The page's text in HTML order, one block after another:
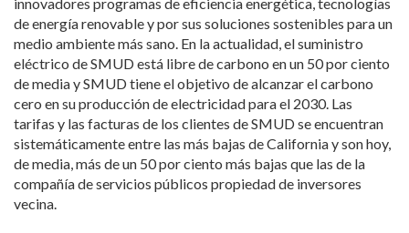
de energía renovable y por sus soluciones sostenibles para un
medio ambiente más sano. En la actualidad, el suministro
eléctrico de SMUD está libre de carbono en un 50 por ciento
de media y SMUD tiene el objetivo de alcanzar el carbono
cero en su producción de electricidad para el 2030. Las
tarifas y las facturas de los clientes de SMUD se encuentran
sistemáticamente entre las más bajas de California y son hoy,
de media, más de un 50 por ciento más bajas que las de la
compañía de servicios públicos propiedad de inversores
vecina.